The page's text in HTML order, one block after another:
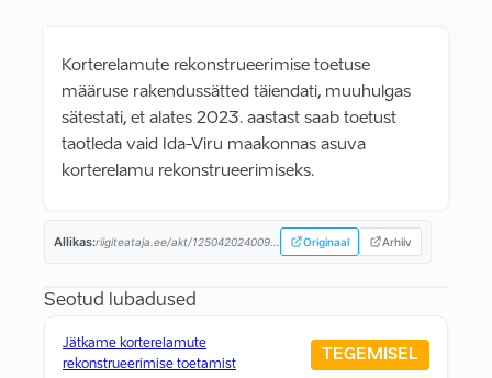
Korterelamute rekonstrueerimise toetuse
määruse rakendussätted täiendati, muuhulgas
sätestati, et alates 2023. aastast saab toetust
taotleda vaid Ida-Viru maakonnas asuva
korterelamu rekonstrueerimiseks.
Allikas:riigiteataja.ee/akt/125042024009... Originaal Arhiiv
Seotud lubadused
Jätkame korterelamute
rekonstrueerimise toetamist
TEGEMISEL